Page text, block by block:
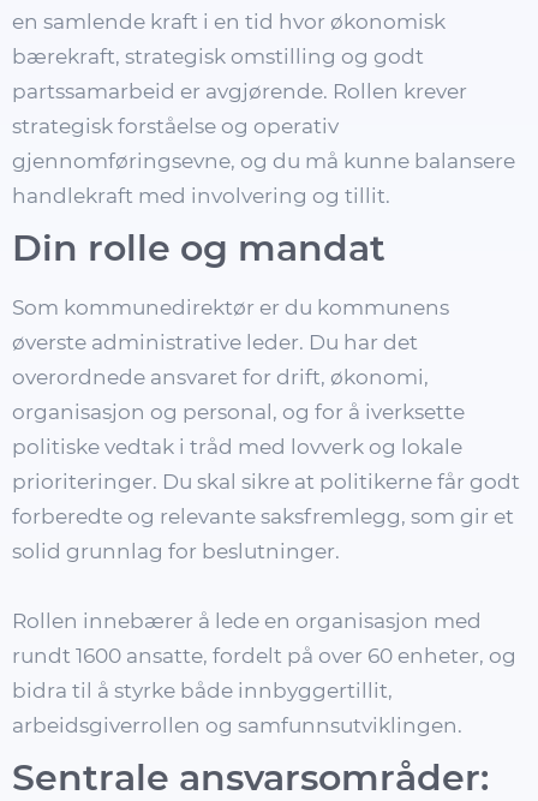
en samlende kraft i en tid hvor økonomisk
bærekraft, strategisk omstilling og godt
partssamarbeid er avgjørende. Rollen krever
strategisk forståelse og operativ
gjennomføringsevne, og du må kunne balansere
handlekraft med involvering og tillit.
Din rolle og mandat
Som kommunedirektør er du kommunens
øverste administrative leder. Du har det
overordnede ansvaret for drift, økonomi,
organisasjon og personal, og for å iverksette
politiske vedtak i tråd med lovverk og lokale
prioriteringer. Du skal sikre at politikerne får godt
forberedte og relevante saksfremlegg, som gir et
solid grunnlag for beslutninger.
Rollen innebærer å lede en organisasjon med
rundt 1600 ansatte, fordelt på over 60 enheter, og
bidra til å styrke både innbyggertillit,
arbeidsgiverrollen og samfunnsutviklingen.
Sentrale ansvarsområder: